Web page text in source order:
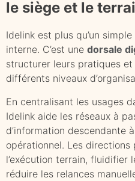
le siège et le
Idelink est plus qu’un
interne. C’est une dorsale
structurer leurs pratiques
différents niveaux
En centralisant les usages
Idelink aide les réseaux à
d’information descendante
opérationnel. Les directions
l’exécution terrain, fluidifier
réduire les relances